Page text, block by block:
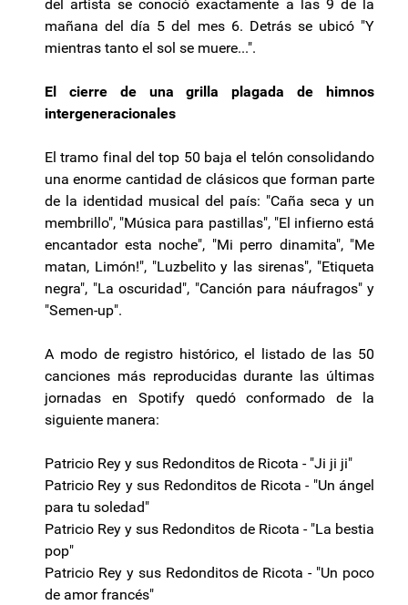
del artista se conoció exactamente a las 9 de la
mañana del día 5 del mes 6. Detrás se ubicó "Y
mientras tanto el sol se muere...".
El cierre de una grilla plagada de himnos
intergeneracionales
El tramo final del top 50 baja el telón consolidando
una enorme cantidad de clásicos que forman parte
de la identidad musical del país: "Caña seca y un
membrillo", "Música para pastillas", "El infierno está
encantador esta noche", "Mi perro dinamita", "Me
matan, Limón!", "Luzbelito y las sirenas", "Etiqueta
negra", "La oscuridad", "Canción para náufragos" y
"Semen-up".
A modo de registro histórico, el listado de las 50
canciones más reproducidas durante las últimas
jornadas en Spotify quedó conformado de la
siguiente manera:
Patricio Rey y sus Redonditos de Ricota - "Ji ji ji"
Patricio Rey y sus Redonditos de Ricota - "Un ángel
para tu soledad"
Patricio Rey y sus Redonditos de Ricota - "La bestia
pop"
Patricio Rey y sus Redonditos de Ricota - "Un poco
de amor francés"